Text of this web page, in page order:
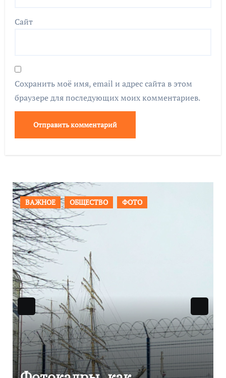
Сайт
Сохранить моё имя, email и адрес сайта в этом
браузере для последующих моих комментариев.
ВАЖНОЕ ОБЩЕСТВО ФОТО